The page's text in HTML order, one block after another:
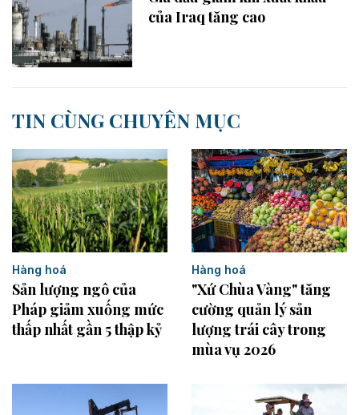
của Iraq tăng cao
TIN CÙNG CHUYÊN MỤC
Hàng hoá
Sản lượng ngô của
Pháp giảm xuống mức
thấp nhất gần 5 thập kỷ
Hàng hoá
"Xứ Chùa Vàng" tăng
cường quản lý sản
lượng trái cây trong
mùa vụ 2026